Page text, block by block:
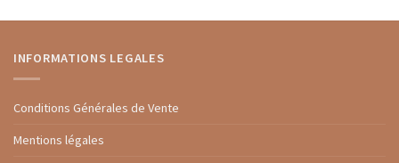
INFORMATIONS LEGALES
Conditions Générales de Vente
Mentions légales